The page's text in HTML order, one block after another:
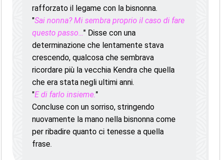
rafforzato il legame con la bisnonna.
"Sai nonna? Mi sembra proprio il caso di fare
questo passo…" Disse con una
determinazione che lentamente stava
crescendo, qualcosa che sembrava
ricordare più la vecchia Kendra che quella
che era stata negli ultimi anni.
"E di farlo insieme."
Concluse con un sorriso, stringendo
nuovamente la mano nella bisnonna come
per ribadire quanto ci tenesse a quella
frase.